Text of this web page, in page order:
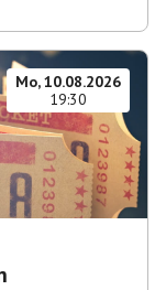
Mo, 10.08.2026
19:30